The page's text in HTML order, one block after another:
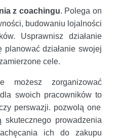
z coachingu. Polega on
budowaniu lojalności
Usprawnisz działanie
planować działanie swojej
cele.
możesz zorganizować
swoich pracowników to
perswazji. pozwolą one
skutecznego prowadzenia
ich do zakupu